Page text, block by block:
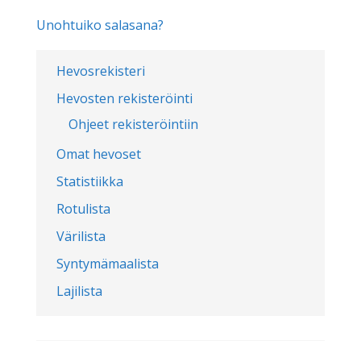
Hevosrekisteri
Hevosten rekisteröinti
Ohjeet rekisteröintiin
Omat hevoset
Statistiikka
Rotulista
Värilista
Syntymämaalista
Lajilista
Unohtuiko salasana?